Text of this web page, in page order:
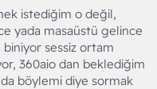
istediğim o değil,
yada masaüstü gelince
biniyor sessiz ortam
360aio dan beklediğim
da böylemi diye sormak